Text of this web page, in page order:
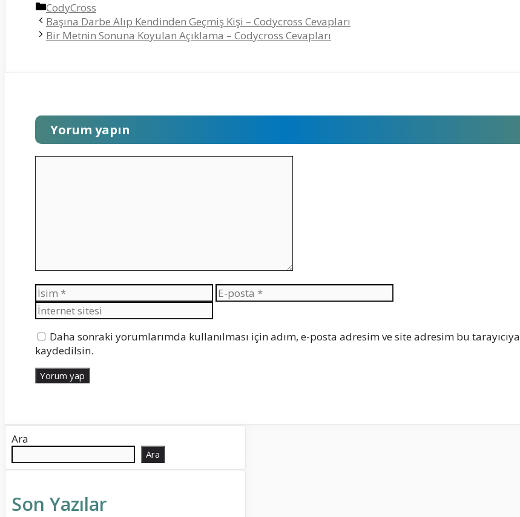
Kategoriler
CodyCross
Başına Darbe Alıp Kendinden Geçmiş Kişi – Codycross Cevapları
Bir Metnin Sonuna Koyulan Açıklama – Codycross Cevapları
Yorum yapın
İsim
E-
posta
sitesi
Daha sonraki yorumlarımda kullanılması için adım, e-posta adresim ve site adresim bu tarayıcıya
kaydedilsin.
Ara
Ara
Son Yazılar